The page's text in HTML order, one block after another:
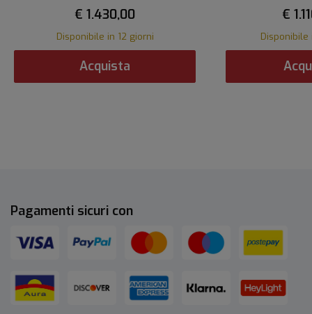
€ 1.430,00
Disponibile in 12 giorni
Acquista
€
Disponibile
Pagamenti sicuri con